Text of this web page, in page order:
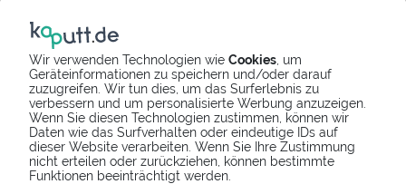
Wir verwenden Technologien wie Cookies , um
Geräteinformationen zu speichern und/oder darauf
zuzugreifen. Wir tun dies, um das Surferlebnis zu
verbessern und um personalisierte Werbung anzuzeigen.
Wenn Sie diesen Technologien zustimmen, können wir
Daten wie das Surfverhalten oder eindeutige IDs auf
dieser Website verarbeiten. Wenn Sie Ihre Zustimmung
nicht erteilen oder zurückziehen, können bestimmte
Funktionen beeinträchtigt werden.